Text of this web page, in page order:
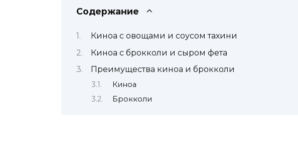
Содержание
Киноа с овощами и соусом тахини
Киноа с брокколи и сыром фета
Преимущества киноа и брокколи
Киноа
Брокколи